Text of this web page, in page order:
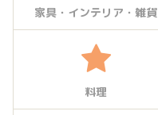
家具・インテリア・雑貨
料理